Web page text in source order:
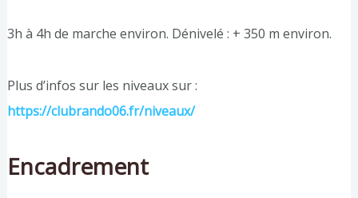
3h à 4h de marche environ. Dénivelé : + 350 m environ.
Plus d’infos sur les niveaux sur :
https://clubrando06.fr/niveaux/
Encadrement